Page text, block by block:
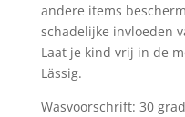
andere items
schadelijke invloeden
Laat je kind vrij in de
Lässig.
Wasvoorschrift: 30